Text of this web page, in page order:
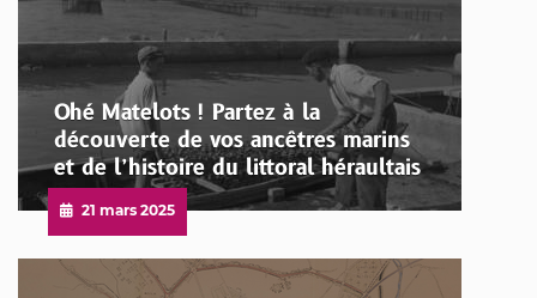
Ohé Matelots ! Partez à la
découverte de vos ancêtres marins
et de l’histoire du littoral héraultais
Publié
le
21 mars 2025